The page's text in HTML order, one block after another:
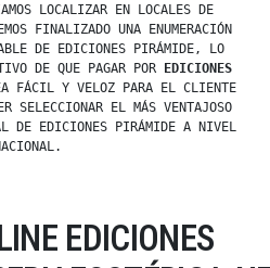
LOCALIZAR EN LOCALES DE
FINALIZADO UNA ENUMERACIÓN
DE EDICIONES PIRÁMIDE, LO
DE QUE PAGAR POR
EDICIONES
FÁCIL Y VELOZ PARA EL CLIENTE
SELECCIONAR EL MÁS VENTAJOSO
DE EDICIONES PIRÁMIDE A NIVEL
EDICIONES